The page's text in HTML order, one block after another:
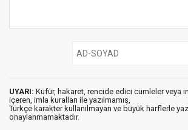
UYARI: Küfür, hakaret, rencide edici cümleler veya
içeren, imla kuralları ile yazılmamış,
Türkçe karakter kullanılmayan ve büyük harflerle
onaylanmamaktadır.